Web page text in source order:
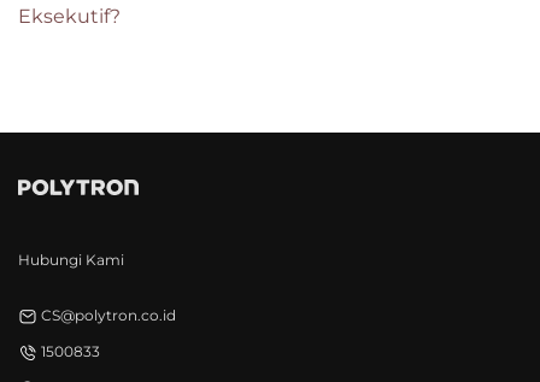
Eksekutif?
Hubungi Kami
CS@polytron.co.id
1500833